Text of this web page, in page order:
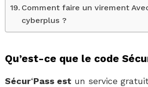
Comment faire un virement
cyberplus ?
Qu’est-ce que le code
Sécur‘Pass est un service